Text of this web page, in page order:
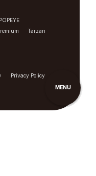
MENU
POPEYE
Tarzan
Privacy Policy